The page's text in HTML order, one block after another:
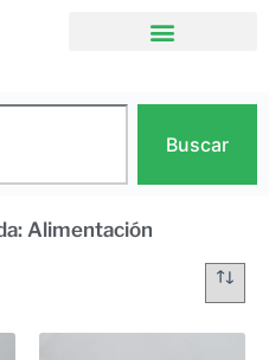
Buscar
Alimentación